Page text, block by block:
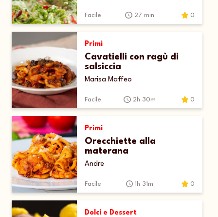
Facile 27 min 0
Primi
Cavatielli con ragù di
salsiccia
Marisa Maffeo
Facile 2h 30m 0
Primi
Orecchiette alla
materana
Andre
Facile 1h 31m 0
Dolci e Dessert